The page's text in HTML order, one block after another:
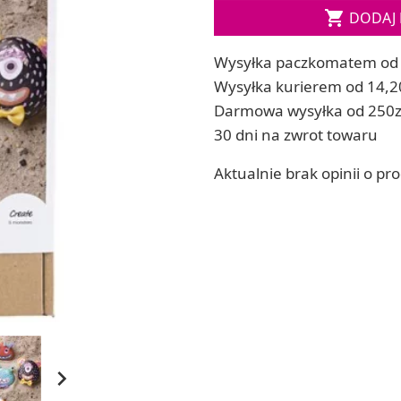
ręcznych
Soda, kwasek, formy do kul do kąpieli
RZEŹBA, GLINY I ODLEWY
Lepienie i rzeźbienie
Odlewy dekoracyjne
Tworzenie z gliny polimerowej
Modelowanie dla dzieci

 DODAJ
Wysyłka paczkomatem od
Wysyłka kurierem od
Darmowa wysyłka od
30 dni na zwrot towaru
Aktualnie brak opinii o